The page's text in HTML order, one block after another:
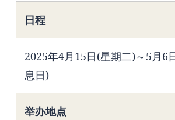
日程
2025年4月15日(星期二)～5月6
息日)
举办地点